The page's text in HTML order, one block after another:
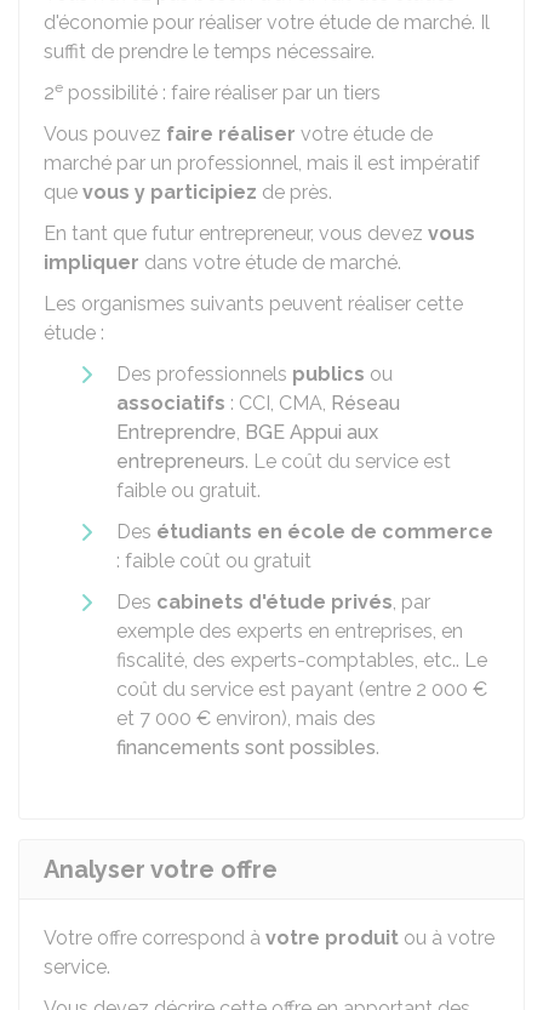
d'économie pour réaliser votre étude de marché. Il
suffit de prendre le temps nécessaire.
2e possibilité : faire réaliser par un tiers
Vous pouvez faire réaliser votre étude de
marché par un professionnel, mais il est impératif
que vous y participiez de près.
En tant que futur entrepreneur, vous devez vous
impliquer dans votre étude de marché.
Les organismes suivants peuvent réaliser cette
étude :
Des professionnels publics ou
associatifs : CCI, CMA, Réseau
Entreprendre, BGE Appui aux
entrepreneurs. Le coût du service est
faible ou gratuit.
Des étudiants en école de commerce
: faible coût ou gratuit
Des cabinets d'étude privés, par
exemple des experts en entreprises, en
fiscalité, des experts-comptables, etc.. Le
coût du service est payant (entre 2 000 €
et 7 000 € environ), mais des
financements sont possibles.
Analyser votre offre
Votre offre correspond à votre produit ou à votre
service.